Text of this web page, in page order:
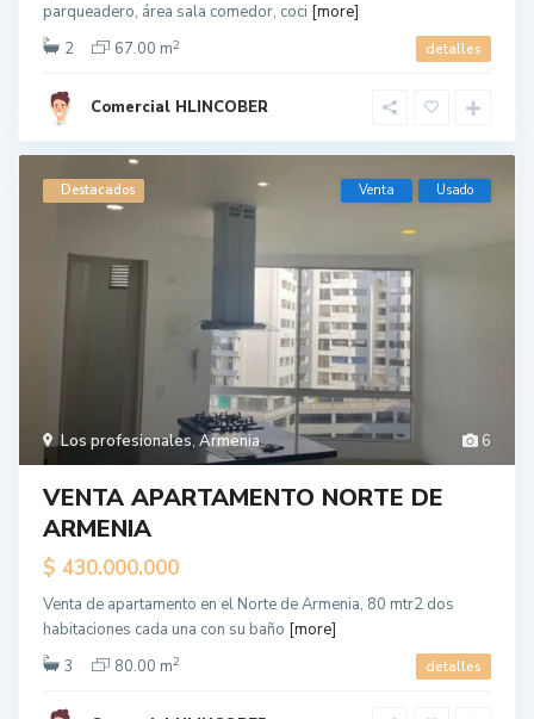
parqueadero, área sala comedor, coci [more]
2
67.00 m2 detalles
Comercial HLINCOBER
6
Los profesionales,Armenia
Destacados Venta Usado
VENTA APARTAMENTO NORTE DE
ARMENIA
$ 430.000.000
Venta de apartamento en el Norte de Armenia, 80 mtr2 dos
habitaciones cada una con su baño [more]
3
80.00 m2 detalles